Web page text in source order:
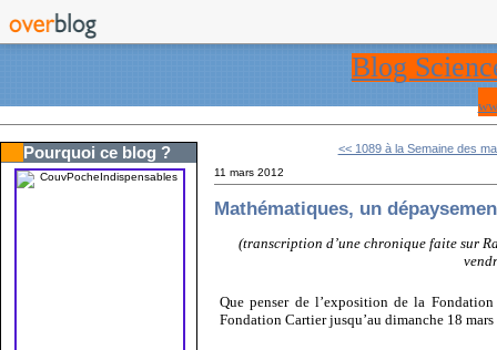
Blog
Pourquoi ce blog ? << 1089 à la Semaine des
11 mars 2012
Mathématiques, un
(transcription d’une chronique faite sur
Que penser de l’exposition de la
Fondation Cartier jusqu’au dimanche 18 mars